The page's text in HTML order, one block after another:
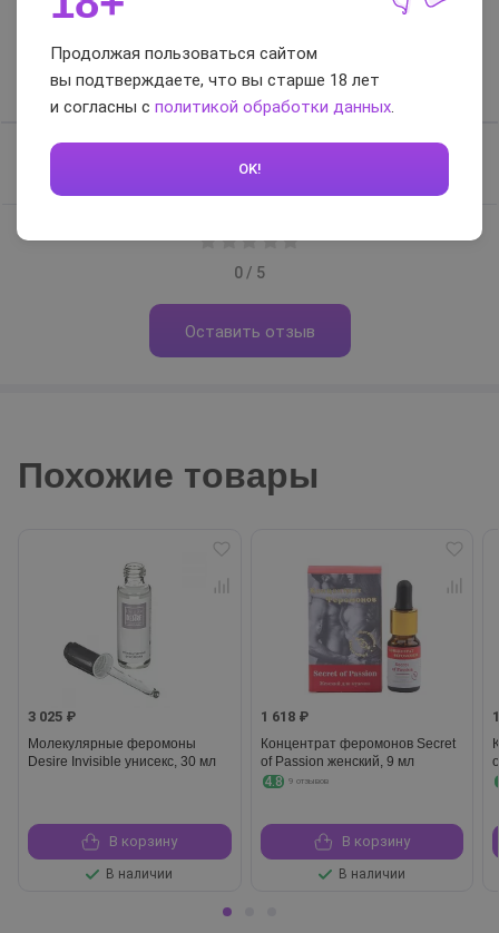
ответы
Отзывы Вопросы-ответы
0 / 5
Оставить отзыв
Похожие товары
3 025 ₽
Молекулярные феромоны
Desire Invisible унисекс, 30 мл
В корзину
В наличии
1 618 ₽
Концентрат феромонов Secret
of Passion женский, 9 мл
4.8 9 отзывов
В корзину
В наличии
Продолжая пользоваться сайтом
вы подтверждаете, что вы старше 18 лет
и согласны с политикой обработки данных
OK!